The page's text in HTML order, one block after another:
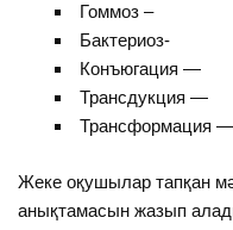
Гоммоз –
Бактериоз-
Конъюгация —
Трансдукция —
Трансформация —
Жеке оқушылар тапқан
анықтамасын жазып